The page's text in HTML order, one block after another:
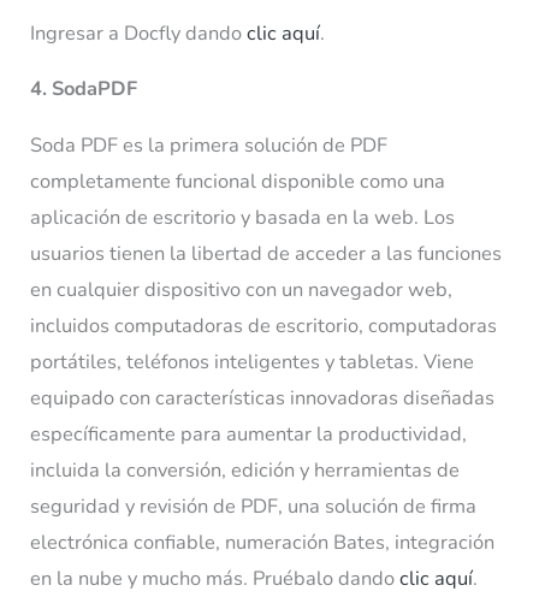
Ingresar a Docfly dandoclic aquí.
4. SodaPDF
Soda PDF es la primera solución de PDF
completamente funcional disponible como una
aplicación de escritorio y basada en la web. Los
usuarios tienen la libertad de acceder a las funciones
en cualquier dispositivo con un navegador web,
incluidos computadoras de escritorio, computadoras
portátiles, teléfonos inteligentes y tabletas. Viene
equipado con características innovadoras diseñadas
específicamente para aumentar la productividad,
incluida la conversión, edición y herramientas de
seguridad y revisión de PDF, una solución de firma
electrónica confiable, numeración Bates, integración
en la nube y mucho más. Pruébalo dandoclic aquí.